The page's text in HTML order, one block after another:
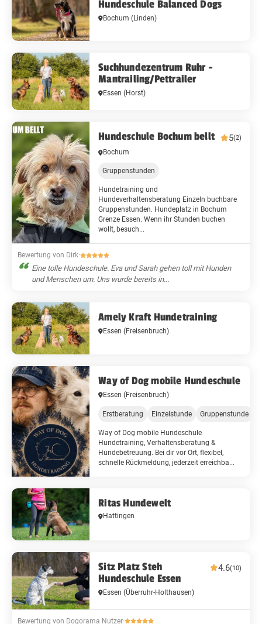
Hundeschule Balanced Dogs
Bochum(Linden)
Suchhundezentrum Ruhr -
Mantrailing/Pettrailer
Essen(Horst)
Hundeschule Bochum bellt 5(2)
Bochum
Gruppenstunden
Hundetraining und
Hundeverhaltensberatung Einzeln buchbare
Gruppenstunden. Hundeplatz in Bochum
Grenze Essen. Wenn ihr Stunden buchen
wollt, besuch...
Bewertung von Dirk·
Eine tolle Hundeschule. Eva und Sarah gehen toll mit Hunden
und Menschen um. Uns wurde bereits in...
Amely Kraft Hundetraining
Essen(Freisenbruch)
Way of Dog mobile Hundeschule
Essen(Freisenbruch)
Erstberatung Einzelstunde Gruppenstunde
Way of Dog mobile Hundeschule
Hundetraining, Verhaltensberatung &
Hundebetreuung. Bei dir vor Ort, flexibel,
schnelle Rückmeldung, jederzeit erreichba...
Ritas Hundewelt
Hattingen
Sitz Platz Steh
Hundeschule Essen
4.6(10)
Essen(Überruhr-Holthausen)
Bewertung von Dogorama Nutzer·